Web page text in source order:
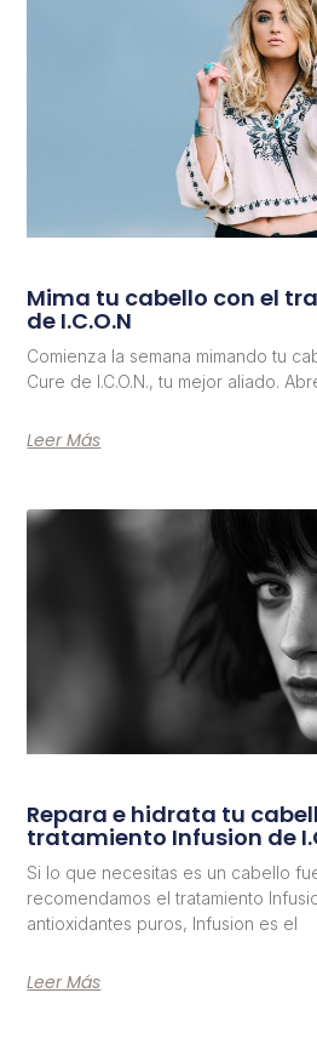
Mima tu cabello con el
de I.C.O.N
Comienza la semana mimando tu
Cure de I.C.O.N., tu mejor aliado.
Leer Más
Repara e hidrata tu
tratamiento Infusion de
Si lo que necesitas es un cabello
recomendamos el tratamiento
antioxidantes puros, Infusion es el
Leer Más